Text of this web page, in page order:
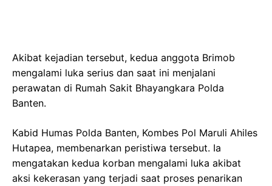
Akibat kejadian tersebut, kedua anggota Brimob
mengalami luka serius dan saat ini menjalani
perawatan di Rumah Sakit Bhayangkara Polda
Banten.
Kabid Humas Polda Banten, Kombes Pol Maruli Ahiles
Hutapea, membenarkan peristiwa tersebut. Ia
mengatakan kedua korban mengalami luka akibat
aksi kekerasan yang terjadi saat proses penarikan